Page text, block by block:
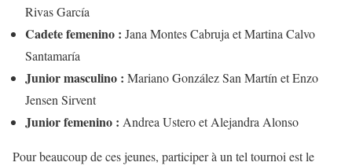
Rivas García
Cadete femenino : Jana Montes Cabruja et Martina Calvo
Santamaría
Junior masculino : Mariano González San Martín et Enzo
Jensen Sirvent
Junior femenino : Andrea Ustero et Alejandra Alonso
Pour beaucoup de ces jeunes, participer à un tel tournoi est le